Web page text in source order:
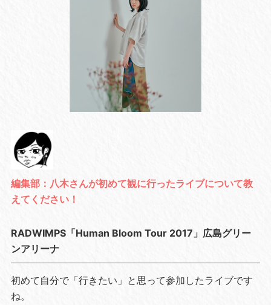
編集部：八木さんが初めて観に行ったライブについて教
えてください！
RADWIMPS「Human Bloom Tour 2017」広島グリー
ンアリーナ
初めて自分で「行きたい」と思って参加したライブです
ね。